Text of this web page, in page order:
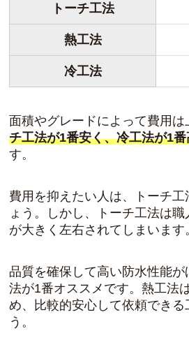
トーチ工法
熱工法
冷工法
面積やグレードによって費用
チ工法が1番安く、冷工法が1
す。
費用を抑えたい人は、トーチ工
ょう。しかし、トーチ工法は
が大きく左右されてしまいます
品質を確保して高い防水性能
法が1番オススメです。熱工法
め、比較的安心して依頼できる
う。